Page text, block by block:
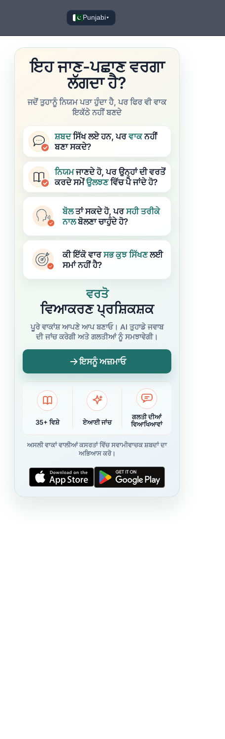
Punjabi▾
ਇਹ ਜਾਣ-ਪਛਾਣ ਵਰਗਾ
ਲੱਗਦਾ ਹੈ?
ਜਦੋਂ ਤੁਹਾਨੂੰ ਨਿਯਮ ਪਤਾ ਹੁੰਦਾ ਹੈ, ਪਰ ਫਿਰ ਵੀ ਵਾਕ
ਇਕੱਠੇ ਨਹੀਂ ਬਣਦੇ
ਸ਼ਬਦਸਿੱਖ ਲਏ ਹਨ, ਪਰਵਾਕਨਹੀਂ
ਬਣਾ ਸਕਦੇ?
ਨਿਯਮਜਾਣਦੇ ਹੋ, ਪਰ ਉਨ੍ਹਾਂ ਦੀ ਵਰਤੋਂ
ਕਰਦੇ ਸਮੇਂਉਲਝਣਵਿੱਚ ਪੈ ਜਾਂਦੇ ਹੋ?
ਬੋਲਤਾਂ ਸਕਦੇ ਹੋ, ਪਰਸਹੀ ਤਰੀਕੇ
ਨਾਲਬੋਲਣਾ ਚਾਹੁੰਦੇ ਹੋ?
ਕੀ ਇੱਕੋ ਵਾਰਸਭ ਕੁਝਸਿੱਖਣਲਈ
ਸਮਾਂ ਨਹੀਂ ਹੈ?
ਵਰਤੋ
ਵਿਆਕਰਣ ਪ੍ਰਸ਼ਿਕਸ਼ਕ
ਪੂਰੇ ਵਾਕਾਂਸ਼ ਆਪਣੇ ਆਪ ਬਣਾਓ। AI ਤੁਹਾਡੇ ਜਵਾਬ
ਦੀ ਜਾਂਚ ਕਰੇਗੀ ਅਤੇ ਗਲਤੀਆਂ ਨੂੰ ਸਮਝਾਵੇਗੀ।
ਇਸਨੂੰ ਅਜ਼ਮਾਓ
35+ ਵਿਸ਼ੇ ਏਆਈ ਜਾਂਚ
ਗਲਤੀ ਦੀਆਂ
ਵਿਆਖਿਆਵਾਂ
ਅਸਲੀ ਵਾਕਾਂ ਵਾਲੀਆਂ ਕਸਰਤਾਂ ਵਿੱਚ ਸਵਾਮੀਵਾਚਕ ਸ਼ਬਦਾਂ ਦਾ
ਅਭਿਆਸ ਕਰੋ।